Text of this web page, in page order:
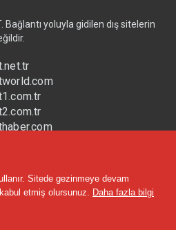
Bağlantı yoluyla gidilen dış sitelerin
Sitede gezinmeye devam
etmiş olursunuz. Daha fazla bilgi